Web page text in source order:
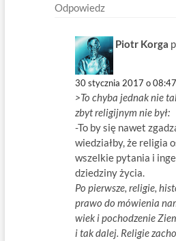
Odpowiedz
Piotr Korga
30 stycznia 2017 o 08:47
>To chyba jednak nie
zbyt religijnym nie był:
-To by się nawet
wiedziałby, że religia
wszelkie pytania i
dziedziny życia.
Po pierwsze, religie,
prawo do mówienia
wiek i pochodzenie
i tak dalej. Religie